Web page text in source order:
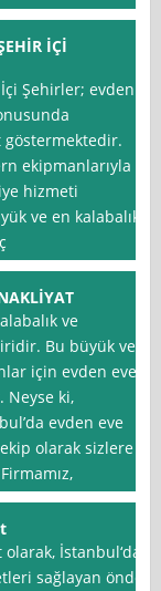
İÇİ
Şehirler; evden
göstermektedir.
ekipmanlarıyla
hizmeti
ve en kalabalık
ve
Bu büyük ve
için evden eve
Neyse ki,
evden eve
olarak sizlere
İstanbul‘da
sağlayan önde